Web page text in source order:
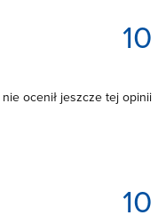
10
ocenił jeszcze tej opinii
10